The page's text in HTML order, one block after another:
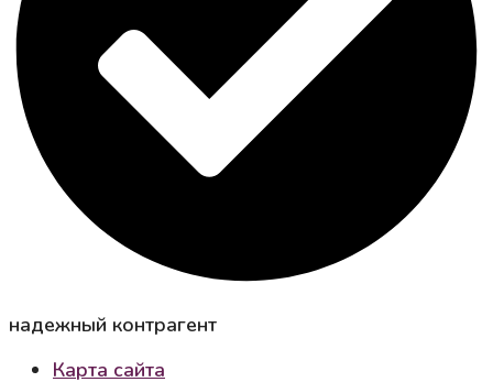
надежный контрагент
Карта сайта